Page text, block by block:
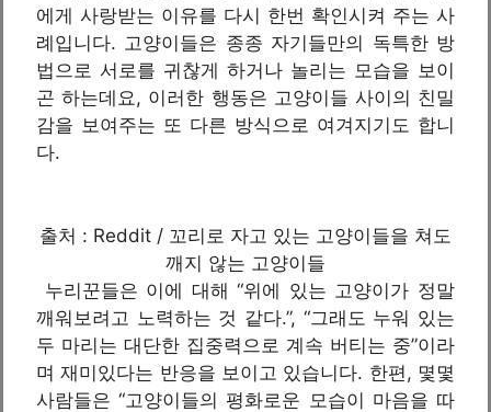
에게 사랑받는 이유를 다시 한번 확인시켜 주는 사
례입니다. 고양이들은 종종 자기들만의 독특한 방
법으로 서로를 귀찮게 하거나 놀리는 모습을 보이
곤 하는데요, 이러한 행동은 고양이들 사이의 친밀
감을 보여주는 또 다른 방식으로 여겨지기도 합니
다.
출처 : Reddit / 꼬리로 자고 있는 고양이들을 쳐도
깨지 않는 고양이들
누리꾼들은 이에 대해 “위에 있는 고양이가 정말
깨워보려고 노력하는 것 같다.”, “그래도 누워 있는
두 마리는 대단한 집중력으로 계속 버티는 중”이라
며 재미있다는 반응을 보이고 있습니다. 한편, 몇몇
사람들은 “고양이들의 평화로운 모습이 마음을 따